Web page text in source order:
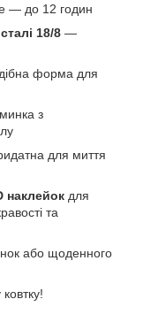
— до 12 годин
18/8 —
форма для
з
для миття
наклейок для
та
або щоденного